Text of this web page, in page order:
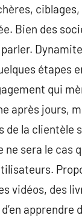
Bien des
étapes
qui
après jours,
de la clientèle
ne sera le cas
vidéos, des